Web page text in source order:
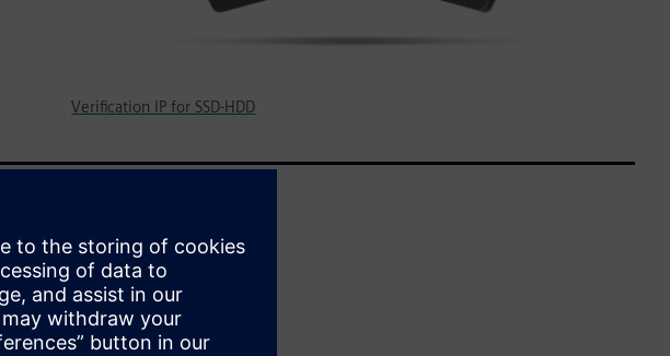
Verification IP for SSD-HDD